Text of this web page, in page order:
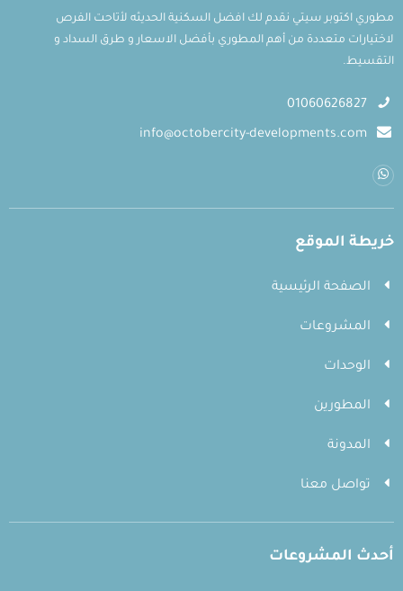
مطوري اكتوبر سيتي نقدم لك افضل السكنية الحديثه لأتاحت الفرص
لاختيارات متعددة من أهم المطوري بأفضل الاسعار و طرق السداد و
التقسيط.
01060626827
info@octobercity-developments.com
خريطة الموقع
الصفحة الرئيسية
المشروعات
الوحدات
المطورين
المدونة
تواصل معنا
أحدث المشروعات